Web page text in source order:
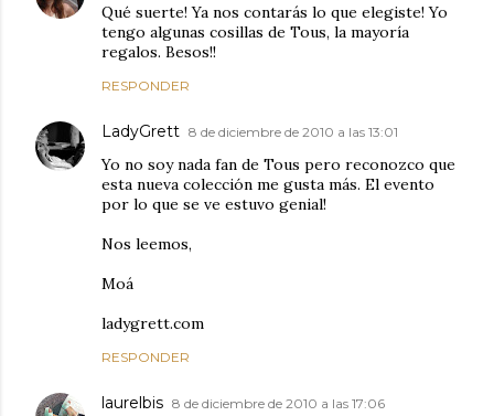
Qué suerte! Ya nos contarás lo que elegiste! Yo
tengo algunas cosillas de Tous, la mayoría
regalos. Besos!!
RESPONDER
LadyGrett 8 de diciembre de 2010 a las 13:01
Yo no soy nada fan de Tous pero reconozco que
esta nueva colección me gusta más. El evento
por lo que se ve estuvo genial!
Nos leemos,
Moá
ladygrett.com
RESPONDER
laurelbis 8 de diciembre de 2010 a las 17:06